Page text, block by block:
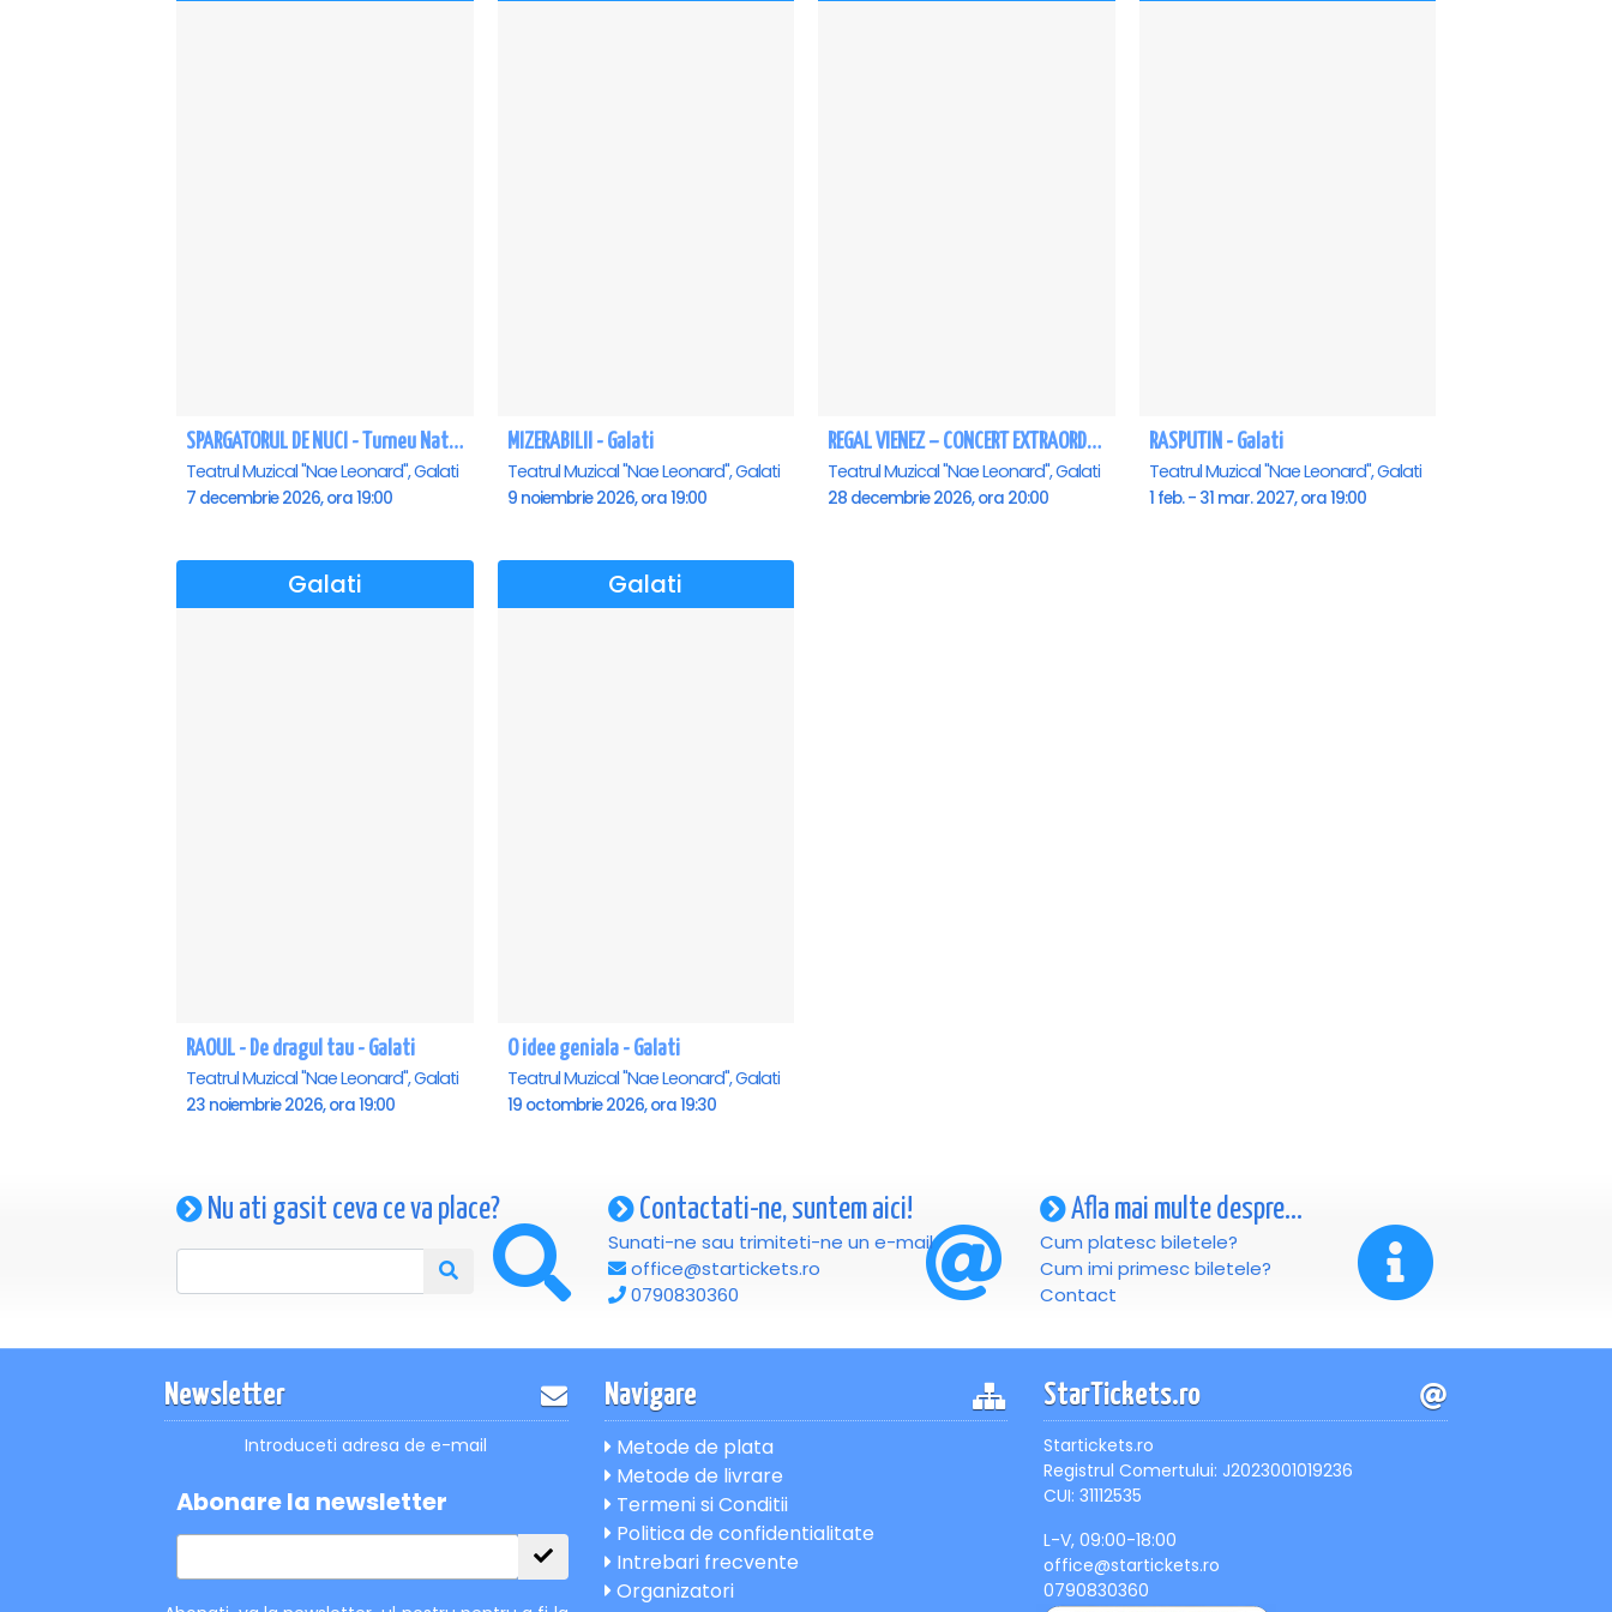
SPARGATORUL DE NUCI - Turneu National - Galati
Teatrul Muzical "Nae Leonard", Galati
7 decembrie 2026, ora 19:00
MIZERABILII - Galati
Teatrul Muzical "Nae Leonard", Galati
9 noiembrie 2026, ora 19:00
REGAL VIENEZ – CONCERT EXTRAORDINAR DE CRACIUN - Galati
Teatrul Muzical "Nae Leonard", Galati
28 decembrie 2026, ora 20:00
RASPUTIN - Galati
Teatrul Muzical "Nae Leonard", Galati
1 feb. - 31 mar. 2027, ora 19:00
Galati
RAOUL - De dragul tau - Galati
Teatrul Muzical "Nae Leonard", Galati
23 noiembrie 2026, ora 19:00
Galati
O idee geniala - Galati
Teatrul Muzical "Nae Leonard", Galati
19 octombrie 2026, ora 19:30
Nu ati gasit ceva ce va place? Contactati-ne, suntem aici!
Sunati-ne sau trimiteti-ne un e-mail
office@startickets.ro
0790830360
Afla mai multe despre...
Cum platesc biletele?
Cum imi primesc biletele?
Contact
Newsletter
Introduceti adresa de e-mail
Abonare la newsletter
Navigare
Metode de plata
Metode de livrare
Termeni si Conditii
Politica de confidentialitate
Intrebari frecvente
Organizatori
StarTickets.ro
Startickets.ro
Registrul Comertului: J2023001019236
CUI: 31112535
L-V, 09:00-18:00
office@startickets.ro
0790830360